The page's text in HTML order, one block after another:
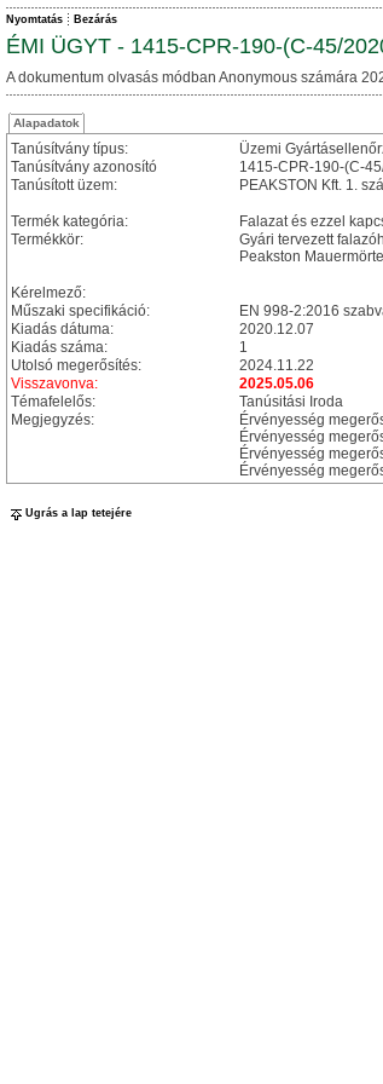
Nyomtatás Bezárás
ÉMI ÜGYT - 1415-CPR-190-(C-45/
A dokumentum olvasás módban Anonymous számára
Alapadatok
Tanúsítvány típus:
Üzemi
Tanúsítvány azonosító
1415-CPR-190-(C-
Tanúsított üzem:
PEAKSTON Kft. 1.
Termék kategória:
Falazat és ezzel
Termékkör:
Gyári tervezett
Peakston
Kérelmező:
Műszaki specifikáció:
EN 998-2:2016
Kiadás dátuma:
2020.12.07
Kiadás száma:
1
Utolsó megerősítés:
2024.11.22
Visszavonva:
2025.05.06
Témafelelős:
Tanúsitási Iroda
Megjegyzés:
Érvényesség
Érvényesség
Érvényesség
Érvényesség
Ugrás a lap tetejére